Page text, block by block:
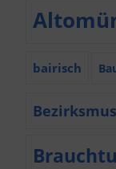
bairisch